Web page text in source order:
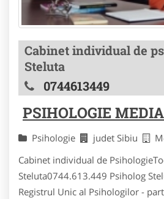
Cabinet individual de
Steluta
0744613449
PSIHOLOGIE
Psihologie judet Sibiu
Cabinet individual de
Steluta0744.613.449 Psiholog
Registrul Unic al Psihologilor -